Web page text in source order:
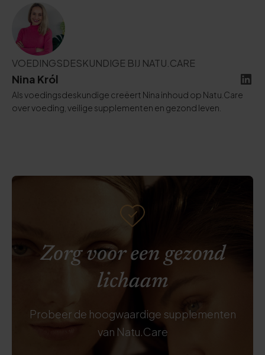
VOEDINGSDESKUNDIGE BIJ NATU.CARE
Nina Król
Als voedingsdeskundige creëert Nina inhoud op Natu.Care
over voeding, veilige supplementen en gezond leven.
Zorg voor een gezond
lichaam
Probeer de hoogwaardige supplementen
van Natu.Care